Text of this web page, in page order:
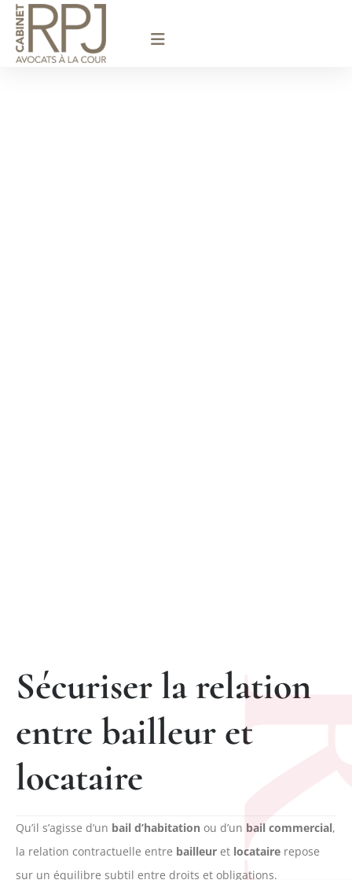
principal
Sécuriser la relation
entre bailleur et
locataire
Qu’il s’agisse d’un bail d’habitation ou d’un bail commercial,
la relation contractuelle entre bailleur et locataire repose
sur un équilibre subtil entre droits et obligations.